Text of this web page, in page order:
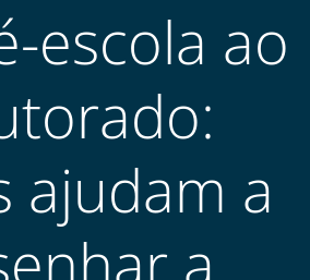
escola ao
ajudam a
a